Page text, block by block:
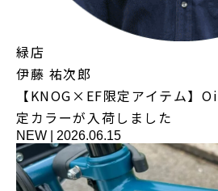
緑店
伊藤 祐次郎
【KNOG×EF限定アイテム】
定カラーが入荷しました
NEW 2026.06.15